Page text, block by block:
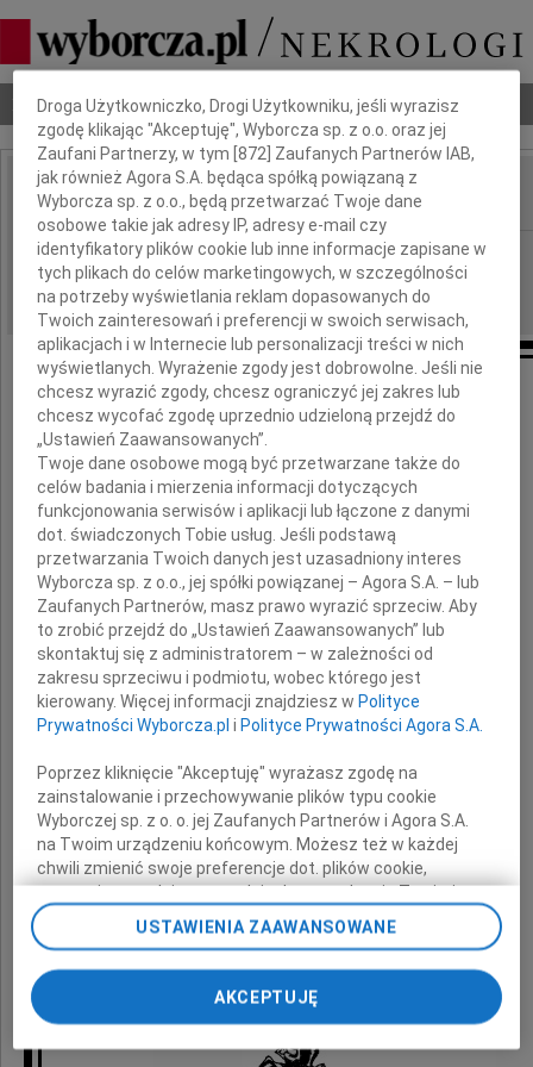
Nekrologi Odeszli Poradnik pogrzebowy
IMIĘ I NAZWISKO:
REGION: Warszawa
DATA EMISJI: 23.09.2009
Wyrazy głębokiego współczucia
dla
Grażynki Smogorzewskiej
z powodu śmierci
Mamy
składają
Dbamy o Twoją prywatność
Droga Użytkowniczko, Drogi Użytkowniku, jeśli wyrazisz
zgodę klikając "Akceptuję", Wyborcza sp. z o.o. oraz jej
Zaufani Partnerzy, w tym [872 ] Zaufanych Partnerów IAB,
jak również Agora S.A. będąca spółką powiązaną z
Wyborcza sp. z o.o., będą przetwarzać Twoje dane
osobowe takie jak adresy IP, adresy e-mail czy
identyfikatory plików cookie lub inne informacje zapisane w
tych plikach do celów marketingowych, w szczególności
na potrzeby wyświetlania reklam dopasowanych do
Twoich zainteresowań i preferencji w swoich serwisach,
aplikacjach i w Internecie lub personalizacji treści w nich
wyświetlanych. Wyrażenie zgody jest dobrowolne. Jeśli nie
chcesz wyrazić zgody, chcesz ograniczyć jej zakres lub
chcesz wycofać zgodę uprzednio udzieloną przejdź do
„Ustawień Zaawansowanych”.
Twoje dane osobowe mogą być przetwarzane także do
celów badania i mierzenia informacji dotyczących
funkcjonowania serwisów i aplikacji lub łączone z danymi
dot. świadczonych Tobie usług. Jeśli podstawą
przetwarzania Twoich danych jest uzasadniony interes
Wyborcza sp. z o.o., jej spółki powiązanej – Agora S.A. – lub
Zaufanych Partnerów, masz prawo wyrazić sprzeciw. Aby
to zrobić przejdź do „Ustawień Zaawansowanych” lub
skontaktuj się z administratorem – w zależności od
zakresu sprzeciwu i podmiotu, wobec którego jest
kierowany. Więcej informacji znajdziesz w Polityce
Prywatności Wyborcza.pl i Polityce Prywatności Agora S.A.
Poprzez kliknięcie "Akceptuję" wyrażasz zgodę na
zainstalowanie i przechowywanie plików typu cookie
Wyborczej sp. z o. o. jej Zaufanych Partnerów i Agora S.A.
na Twoim urządzeniu końcowym. Możesz też w każdej
chwili zmienić swoje preferencje dot. plików cookie,
ponownie wywołując narzędzie do zarządzania Twoimi
preferencjami dot. przetwarzania danych poprzez
odnośnik „Ustawienia prywatności” w stopce serwisu i
Zmiana ustawień plików cookie możliwa jest także za
pomocą ustawień przeglądarki.
My, nasi Zaufani Partnerzy i Agora S.A. możemy
USTAWIENIA ZAAWANSOWANE
AKCEPTUJĘ